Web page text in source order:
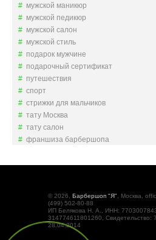
мужской маникюр
мужской педикюр
мужской салон
мужской стиль
подарок мужчине
подарочный сертификат
путешествия
спорт
стрижки для мальчиков
тату Москва
тату салон
франшиза барбершопа
© 2026, Барбершоп "Я" , Москва,
(499) 502-80-88
ИП Белякова Н. А., ИНН:
314774611801260,
28.04.2014